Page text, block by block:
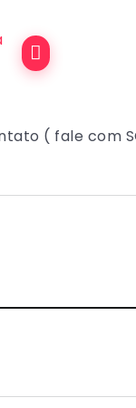
( fale com